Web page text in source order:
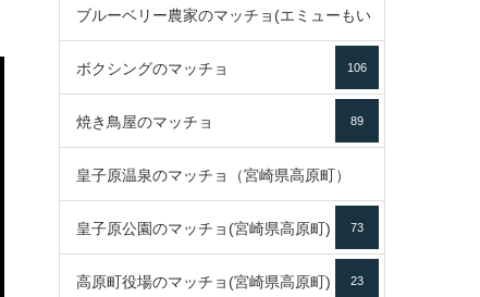
49
ブルーベリー農家のマッチョ(エミューもい
るよ) 72
ボクシングのマッチョ 106
焼き鳥屋のマッチョ 89
皇子原温泉のマッチョ（宮崎県高原町）
133
皇子原公園のマッチョ(宮崎県高原町) 73
高原町役場のマッチョ(宮崎県高原町) 23